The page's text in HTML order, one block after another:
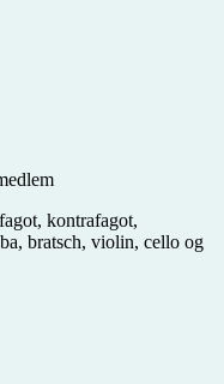
kontrafagot,
bratsch, violin, cello og